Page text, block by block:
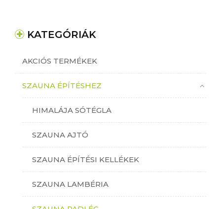
KATEGÓRIÁK
AKCIÓS TERMÉKEK
SZAUNA ÉPÍTÉSHEZ
HIMALÁJA SÓTÉGLA
SZAUNA AJTÓ
SZAUNA ÉPÍTÉSI KELLÉKEK
SZAUNA LAMBÉRIA